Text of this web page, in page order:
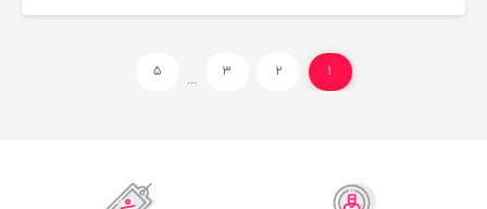
۱ ۲ ۳ ... ۵